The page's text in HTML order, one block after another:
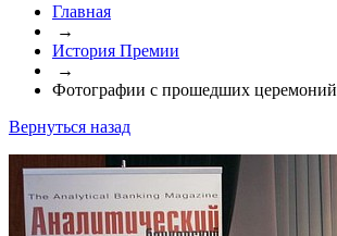
Главная
→
История Премии
→
Фотографии с прошедших церемоний
Вернуться назад